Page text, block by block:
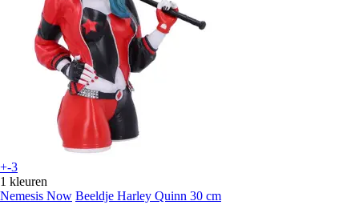
+-3
1 kleuren
Nemesis Now Beeldje Harley Quinn 30 cm